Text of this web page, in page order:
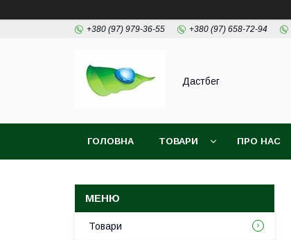
+380 (97) 979-36-55 +380 (97) 658-72-94
Дастбег
ГОЛОВНА ТОВАРИ ПРО НАС
Товари